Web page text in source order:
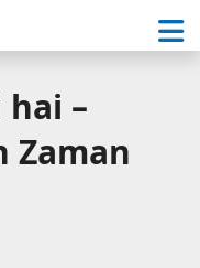
hai –
Zaman